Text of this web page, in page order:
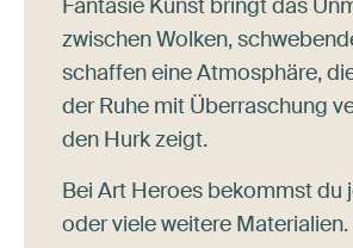
Fantasie Kunst bringt das
zwischen Wolken,
schaffen eine Atmosphäre,
der Ruhe mit Überraschung
den Hurk zeigt.
Bei Art Heroes bekommst du
oder viele weitere